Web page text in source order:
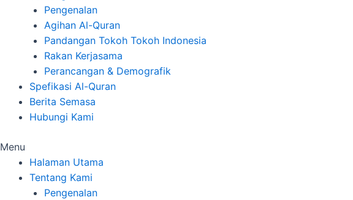
Pengenalan
Agihan Al-Quran
Pandangan Tokoh Tokoh Indonesia
Rakan Kerjasama
Perancangan & Demografik
Spefikasi Al-Quran
Berita Semasa
Hubungi Kami
Menu
Halaman Utama
Tentang Kami
Pengenalan